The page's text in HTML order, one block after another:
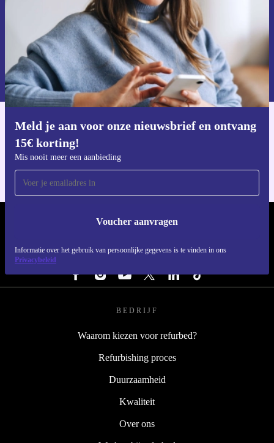
Meld je aan voor onze nieuwsbrief en ontvang
15€ korting!
Mis nooit meer een aanbieding
Voucher aanvragen
Informatie over het gebruik van persoonlijke gegevens is te vinden in ons
Privacybeleid
Voucher aanvragen
Informatie over het gebruik van persoonsgegevens vind je in ons
privacybeleid
Download de refurbed app
REFURBED NEDERLAND - RETHINK NEW.
VOLG ONS
BEDRIJF
Waarom kiezen voor refurbed?
Refurbishing proces
Duurzaamheid
Kwaliteit
Over ons